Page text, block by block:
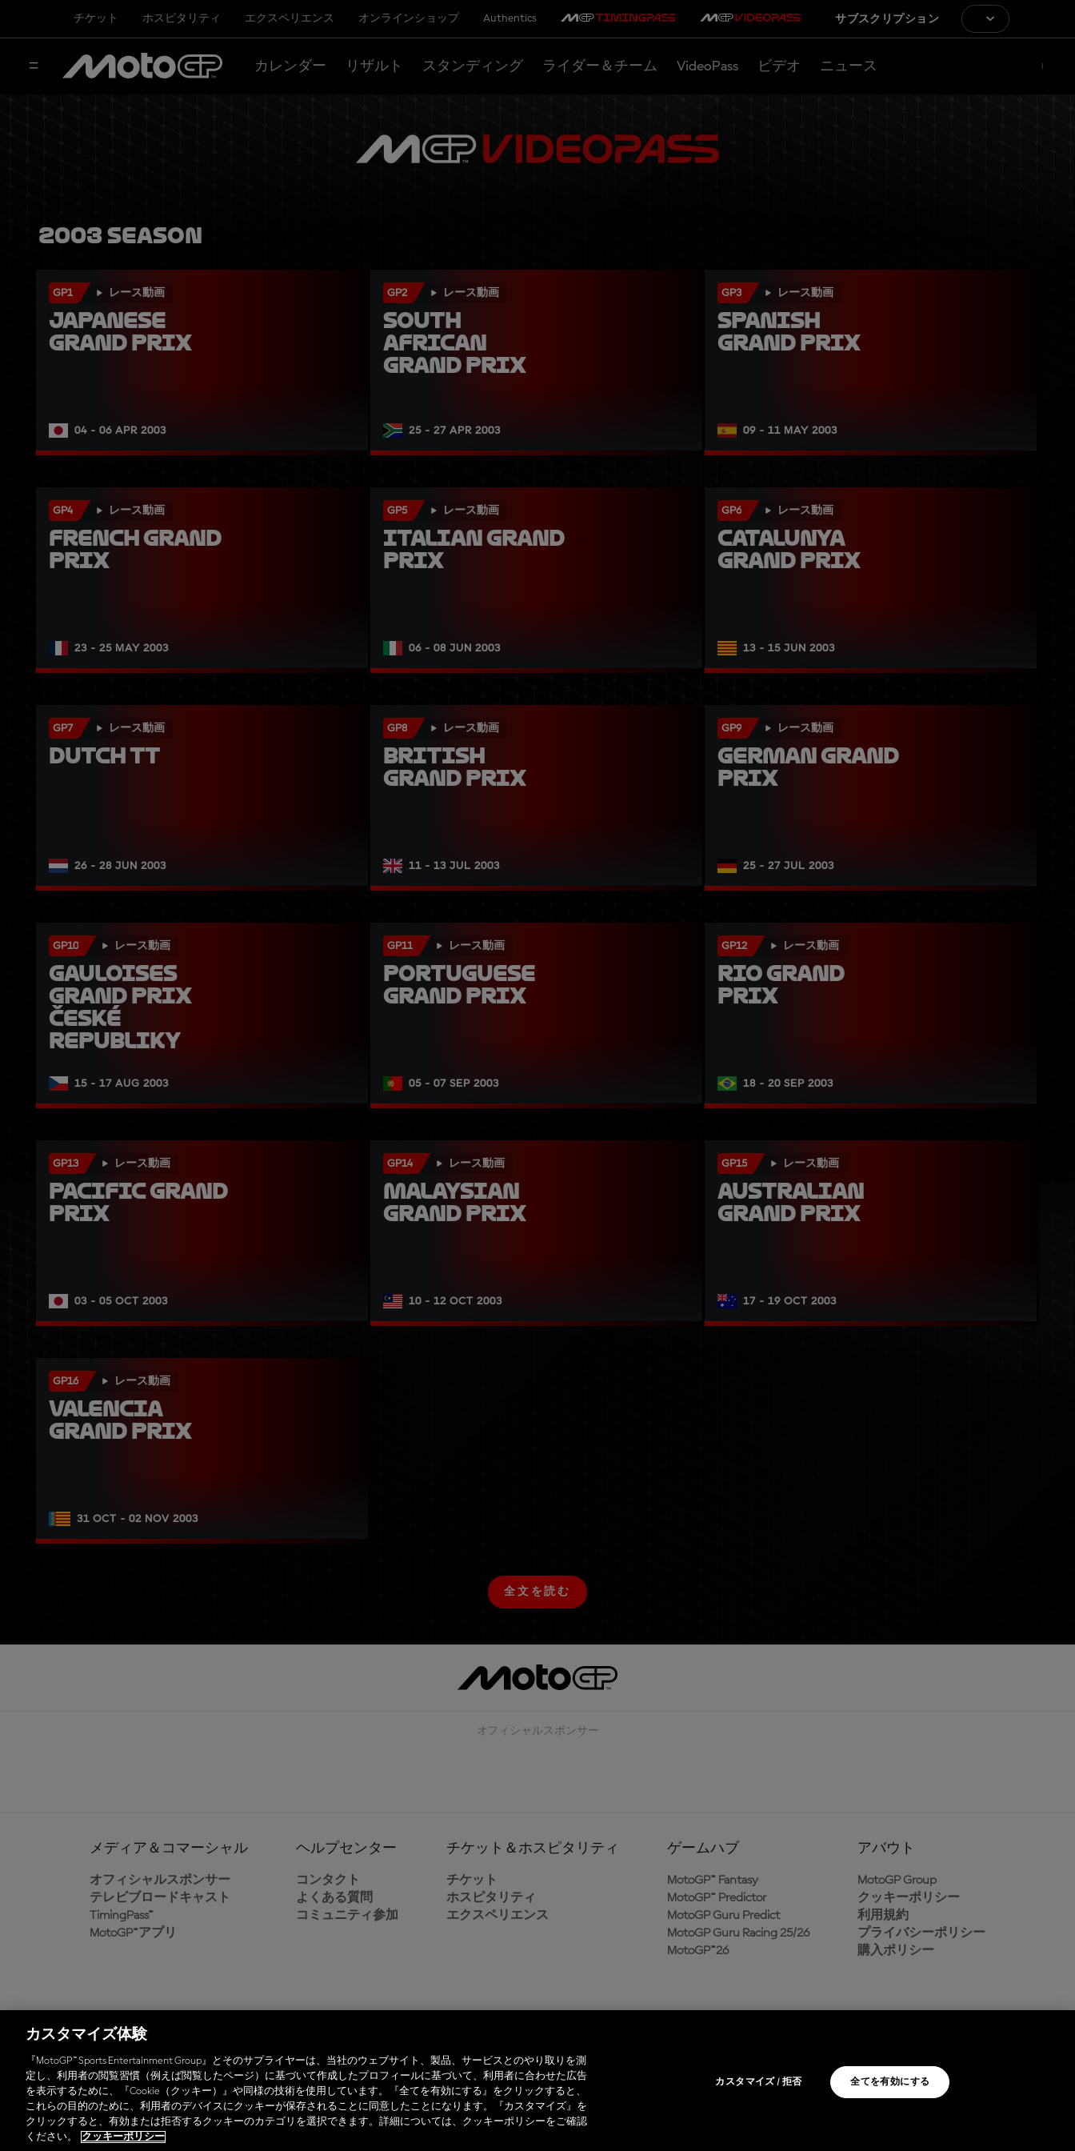
チケット ホスピタリティ エクスペリエンス オンラインショップ Authentics サブスクリプション
カレンダー リザルト スタンディング ライダー＆チーム VideoPass ビデオ ニュース
2003 Season
GP1 レース動画
Japanese
Grand Prix
04 - 06 APR 2003
GP2 レース動画
South
African
Grand Prix
25 - 27 APR 2003
GP3 レース動画
Spanish
Grand Prix
09 - 11 MAY 2003
GP4 レース動画
French Grand
Prix
23 - 25 MAY 2003
GP5 レース動画
Italian Grand
Prix
06 - 08 JUN 2003
GP6 レース動画
Catalunya
Grand Prix
13 - 15 JUN 2003
GP7 レース動画
Dutch TT
26 - 28 JUN 2003
GP8 レース動画
British
Grand Prix
11 - 13 JUL 2003
GP9 レース動画
German Grand
Prix
25 - 27 JUL 2003
GP10 レース動画
Gauloises
Grand Prix
České
republiky
15 - 17 AUG 2003
GP11 レース動画
Portuguese
Grand Prix
05 - 07 SEP 2003
GP12 レース動画
Rio Grand
Prix
18 - 20 SEP 2003
GP13 レース動画
Pacific Grand
Prix
03 - 05 OCT 2003
GP14 レース動画
Malaysian
Grand Prix
10 - 12 OCT 2003
GP15 レース動画
Australian
Grand Prix
17 - 19 OCT 2003
GP16 レース動画
Valencia
Grand Prix
31 OCT - 02 NOV 2003
全
文
全文を読む
オフィシャルスポンサー
メディア＆コマーシャル
オフィシャルスポンサー
テレビブロードキャスト
TimingPass™
MotoGP™アプリ
ヘルプセンター
コンタクト
よくある質問
コミュニティ参加
チケット＆ホスピタリティ
チケット
ホスピタリティ
エクスペリエンス
ゲームハブ
MotoGP™ Fantasy
MotoGP™ Predictor
MotoGP Guru Predict
MotoGP Guru Racing 25/26
MotoGP™26
アバウト
MotoGP Group
クッキーポリシー
利用規約
プライバシーポリシー
購入ポリシー
オフィシャルアプリ
© 2026 MotoGP Sports Entertainment Group. 全著作権所有。全ての商標はそれぞれの所有者に帰属。
カスタマイズ体験
『MotoGP™ Sports Entertainment Group』とそのサプライヤーは、当社のウェブサイト、製品、サービスとのやり取りを測
定し、利用者の閲覧習慣（例えば閲覧したページ）に基づいて作成したプロフィールに基づいて、利用者に合わせた広告
を表示するために、『Cookie（クッキー）』や同様の技術を使用しています。『全てを有効にする』をクリックすると、
これらの目的のために、利用者のデバイスにクッキーが保存されることに同意したことになります。『カスタマイズ』を
クリックすると、有効または拒否するクッキーのカテゴリを選択できます。詳細については、クッキーポリシーをご確認
ください。
クッキーポリシー
カスタマイズ / 拒否 全てを有効にする